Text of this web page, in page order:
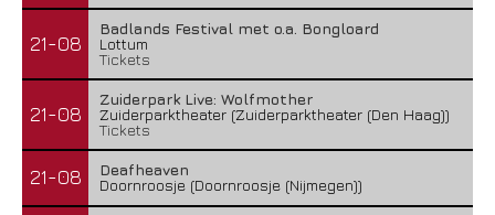
21-08
Badlands Festival met o.a. Bongloard
Lottum
Tickets
21-08
Zuiderpark Live: Wolfmother
Zuiderparktheater (Zuiderparktheater (Den Haag))
Tickets
21-08
Deafheaven
Doornroosje (Doornroosje (Nijmegen))